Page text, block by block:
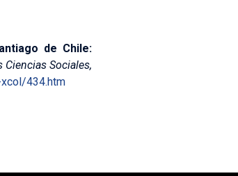
de Chile:
Sociales,
434.htm